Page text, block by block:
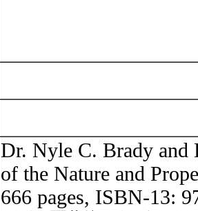
Dr. Nyle C. Brady and
of the Nature and
666 pages, ISBN-13: